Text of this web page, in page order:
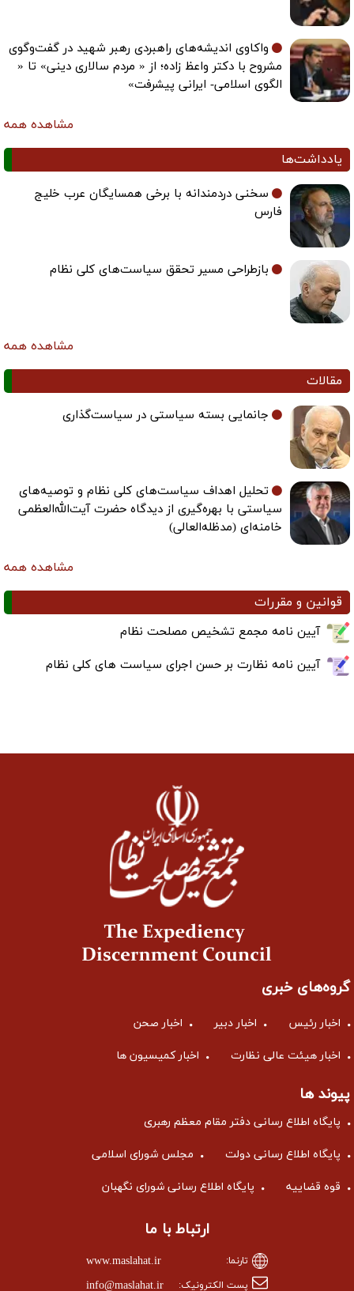
واکاوی اندیشه‌های راهبردی رهبر شهید در گفت‌وگوی
مشروح با دکتر واعظ زاده؛ از « مردم سالاری دینی» تا «
الگوی اسلامی- ایرانی پیشرفت»
مشاهده همه
یادداشت‌ها
سخنی دردمندانه با برخی همسایگان عرب خلیج
فارس
بازطراحی مسیر تحقق سیاست‌های کلی نظام
مشاهده همه
مقالات
جانمایی بسته سیاستی در سیاست‌گذاری
تحلیل اهداف سیاست‌های کلی نظام و توصیه‌های
سیاستی با بهره‌گیری از دیدگاه حضرت آیت‌الله‌العظمی
خامنه‌ای (مدظله‌العالی)
مشاهده همه
قوانین و مقررات
آیین نامه مجمع تشخیص مصلحت نظام
آیین نامه نظارت بر حسن اجرای سیاست های کلی نظام
گروه‌های خبری
اخبار رئیس اخبار دبیر اخبار صحن
اخبار هیئت عالی نظارت اخبار کمیسیون ها
پیوند ها
پایگاه اطلاع رسانی دفتر مقام معظم رهبری
پایگاه اطلاع رسانی دولت مجلس شورای اسلامی
قوه قضاییه پایگاه اطلاع رسانی شورای نگهبان
ارتباط با ما
تارنما: www.maslahat.ir
پست الکترونیک: info@maslahat.ir